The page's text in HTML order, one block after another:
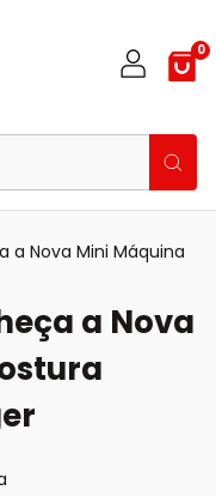
0
a Nova Mini Máquina
a Nova